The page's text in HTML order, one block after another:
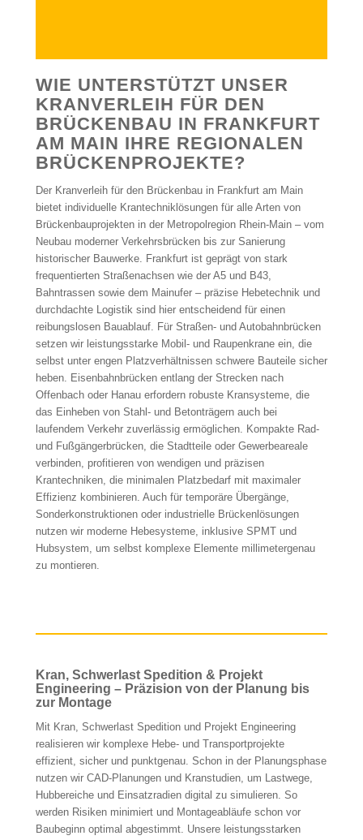
WIE UNTERSTÜTZT UNSER
KRANVERLEIH FÜR DEN
BRÜCKENBAU IN FRANKFURT
AM MAIN IHRE REGIONALEN
BRÜCKENPROJEKTE?
Der Kranverleih für den Brückenbau in Frankfurt am Main
bietet individuelle Krantechniklösungen für alle Arten von
Brückenbauprojekten in der Metropolregion Rhein-Main – vom
Neubau moderner Verkehrsbrücken bis zur Sanierung
historischer Bauwerke. Frankfurt ist geprägt von stark
frequentierten Straßenachsen wie der A5 und B43,
Bahntrassen sowie dem Mainufer – präzise Hebetechnik und
durchdachte Logistik sind hier entscheidend für einen
reibungslosen Bauablauf. Für Straßen- und Autobahnbrücken
setzen wir leistungsstarke Mobil- und Raupenkrane ein, die
selbst unter engen Platzverhältnissen schwere Bauteile sicher
heben. Eisenbahnbrücken entlang der Strecken nach
Offenbach oder Hanau erfordern robuste Kransysteme, die
das Einheben von Stahl- und Betonträgern auch bei
laufendem Verkehr zuverlässig ermöglichen. Kompakte Rad-
und Fußgängerbrücken, die Stadtteile oder Gewerbeareale
verbinden, profitieren von wendigen und präzisen
Krantechniken, die minimalen Platzbedarf mit maximaler
Effizienz kombinieren. Auch für temporäre Übergänge,
Sonderkonstruktionen oder industrielle Brückenlösungen
nutzen wir moderne Hebesysteme, inklusive SPMT und
Hubsystem, um selbst komplexe Elemente millimetergenau
zu montieren.
Kran, Schwerlast Spedition & Projekt
Engineering – Präzision von der Planung bis
zur Montage
Mit Kran, Schwerlast Spedition und Projekt Engineering
realisieren wir komplexe Hebe- und Transportprojekte
effizient, sicher und punktgenau. Schon in der Planungsphase
nutzen wir CAD-Planungen und Kranstudien, um Lastwege,
Hubbereiche und Einsatzradien digital zu simulieren. So
werden Risiken minimiert und Montageabläufe schon vor
Baubeginn optimal abgestimmt. Unsere leistungsstarken